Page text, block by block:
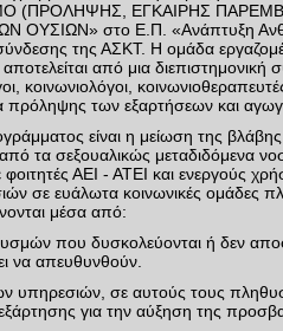
(ΠΡΟΛΗΨΗΣ, ΕΓΚΑΙΡΗΣ
στο Ε.Π. «Ανάπτυξη
της ΑΣΚΤ. Η ομάδα
από μια διεπιστημονική
κοινωνιολόγοι,
πρόληψης των εξαρτήσεων και
είναι η μείωση της
τα σεξουαλικώς μεταδιδόμενα
ΑΕΙ - ΑΤΕΙ και ενεργούς
σε ευάλωτα κοινωνικές ομάδες
μέσα από:
που δυσκολεύονται ή δεν
να απευθυνθούν.
σε αυτούς τους
για την αύξηση της